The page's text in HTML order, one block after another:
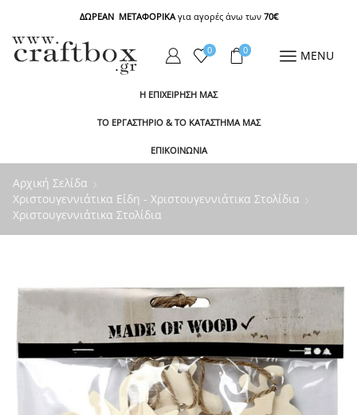
ΔΩΡΕΑΝ ΜΕΤΑΦΟΡΙΚΑγια αγορές άνω των 70€
0 0 MENU
Η ΕΠΙΧΕΙΡΗΣΗ ΜΑΣ
ΤΟ ΕΡΓΑΣΤΗΡΙΟ & ΤΟ ΚΑΤΑΣΤΗΜΑ ΜΑΣ
ΕΠΙΚΟΙΝΩΝΙΑ
Αρχική Σελίδα
Χριστουγεννιάτικα Είδη - Χριστουγεννιάτικα Στολίδια
Χριστουγεννιάτικα Στολίδια